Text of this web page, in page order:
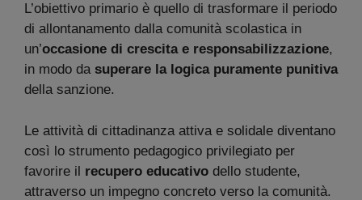
L’obiettivo primario è quello di trasformare il periodo
di allontanamento dalla comunità scolastica in
un’occasione di crescita e responsabilizzazione,
in modo da superare la logica puramente punitiva
della sanzione.
Le attività di cittadinanza attiva e solidale diventano
così lo strumento pedagogico privilegiato per
favorire il recupero educativo dello studente,
attraverso un impegno concreto verso la comunità.